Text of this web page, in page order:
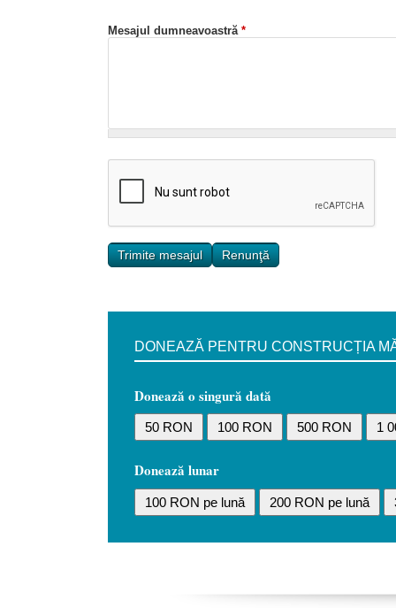
Mesajul dumneavoastră *
DONEAZĂ PENTRU CONSTRUCȚIA
Donează o singură dată
50 RON 100 RON 500 RON 1
Donează lunar
100 RON pe lună 200 RON pe lună